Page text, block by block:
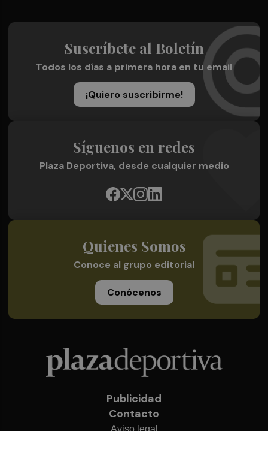
Suscríbete al Boletín
Todos los días a primera hora en tu email
¡Quiero suscribirme!
Síguenos en redes
Plaza Deportiva, desde cualquier medio
Quienes Somos
Conoce al grupo editorial
Conócenos
Publicidad
Contacto
Aviso legal